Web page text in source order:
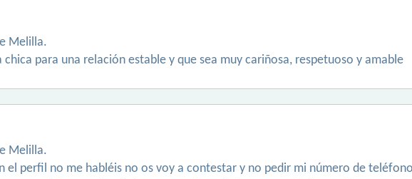
Melilla.
chica para una relación estable y que sea muy cariñosa, respetuoso y amable
Melilla.
el perfil no me habléis no os voy a contestar y no pedir mi número de